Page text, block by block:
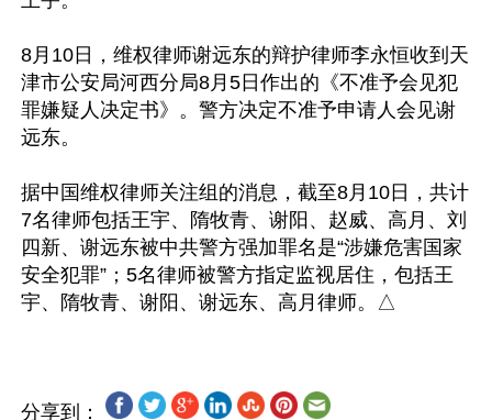
8月10日，维权律师谢远东的辩护律师李永恒收到天
津市公安局河西分局8月5日作出的《不准予会见犯
罪嫌疑人决定书》。警方决定不准予申请人会见谢
远东。
据中国维权律师关注组的消息，截至8月10日，共计
7名律师包括王宇、隋牧青、谢阳、赵威、高月、刘
四新、谢远东被中共警方强加罪名是“涉嫌危害国家
安全犯罪”；5名律师被警方指定监视居住，包括王
分享到：